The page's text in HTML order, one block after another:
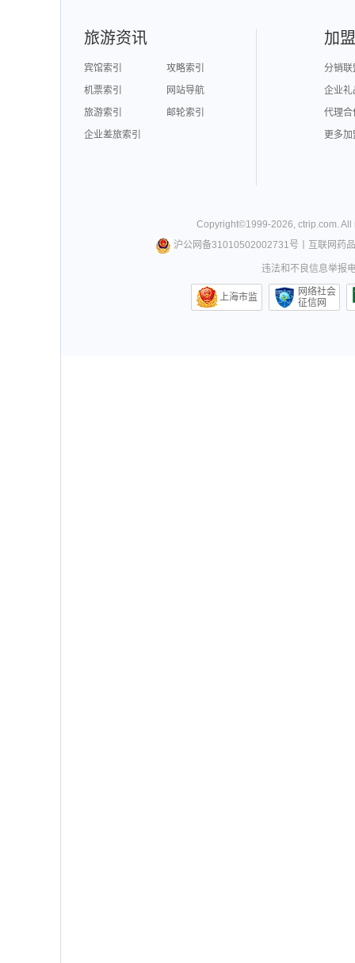
旅游资讯
宾馆索引
攻略索引
机票索引
网站导航
旅游索引
邮轮索引
企业差旅索引
加
分销联
企业礼
代理合
更多
Copyright©1999-2026,ctrip.com.
沪公网备31010502002731号
互联网药
违法和不良信息举报
上海市监
网络社会
征信网